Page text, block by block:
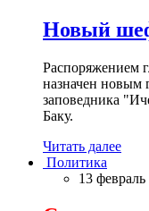
Новый
Распоряжением
назначен новым
заповедника
Баку.
Читать далее
Политика
13 февраль